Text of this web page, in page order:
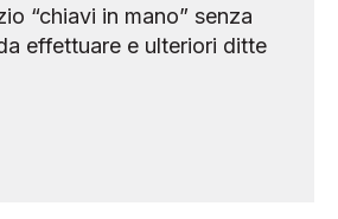
“chiavi in mano” senza
effettuare e ulteriori ditte